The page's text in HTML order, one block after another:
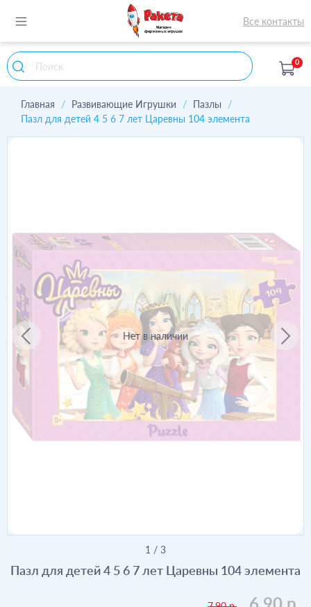
Все контакты
0
Главная Развивающие Игрушки
Пазлы
Пазл для детей 4 5 6 7 лет Царевны 104 элемента
1 / 3
Нет в наличии
Пазл для детей 4 5 6 7 лет Царевны 104 элемента